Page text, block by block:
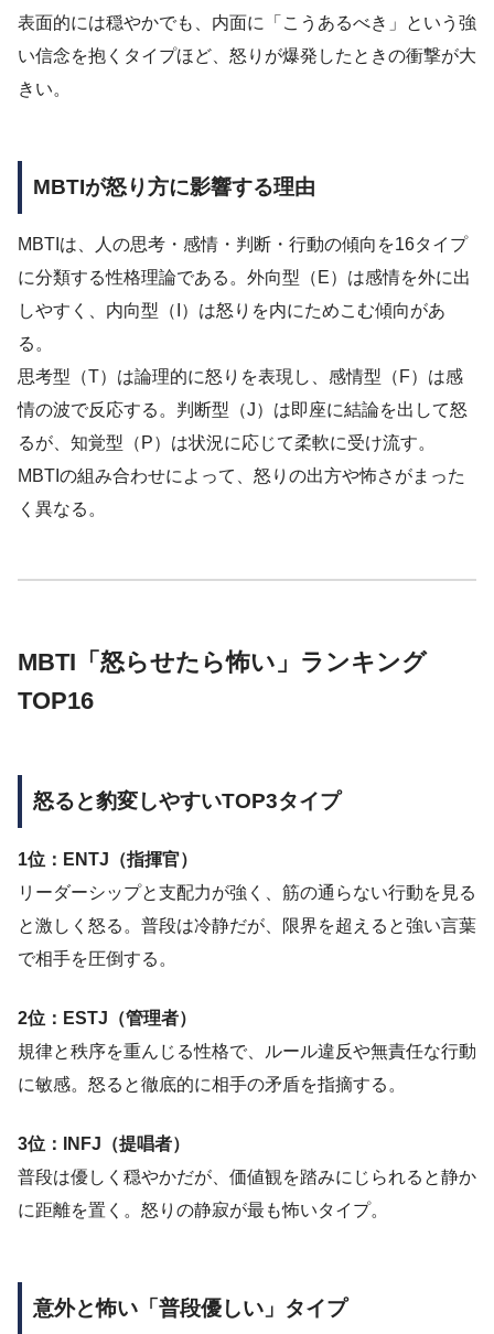
表面的には穏やかでも、内面に「こうあるべき」という強
い信念を抱くタイプほど、怒りが爆発したときの衝撃が大
きい。
MBTIが怒り方に影響する理由
MBTIは、人の思考・感情・判断・行動の傾向を16タイプ
に分類する性格理論である。外向型（E）は感情を外に出
しやすく、内向型（I）は怒りを内にためこむ傾向があ
る。
思考型（T）は論理的に怒りを表現し、感情型（F）は感
情の波で反応する。判断型（J）は即座に結論を出して怒
るが、知覚型（P）は状況に応じて柔軟に受け流す。
MBTIの組み合わせによって、怒りの出方や怖さがまった
く異なる。
MBTI「怒らせたら怖い」ランキング
TOP16
怒ると豹変しやすいTOP3タイプ
1位：ENTJ（指揮官）
リーダーシップと支配力が強く、筋の通らない行動を見る
と激しく怒る。普段は冷静だが、限界を超えると強い言葉
で相手を圧倒する。
2位：ESTJ（管理者）
規律と秩序を重んじる性格で、ルール違反や無責任な行動
に敏感。怒ると徹底的に相手の矛盾を指摘する。
3位：INFJ（提唱者）
普段は優しく穏やかだが、価値観を踏みにじられると静か
に距離を置く。怒りの静寂が最も怖いタイプ。
意外と怖い「普段優しい」タイプ